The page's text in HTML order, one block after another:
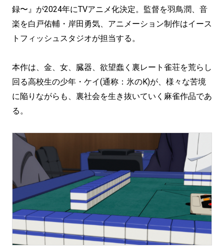
録〜』が2024年にTVアニメ化決定。監督を羽鳥潤、音
楽を白戸佑輔・岸田勇気、アニメーション制作はイース
トフィッシュスタジオが担当する。
本作は、金、女、臓器、欲望蠢く裏レート雀荘を荒らし
回る高校生の少年・ケイ(通称：氷のK)が、様々な苦境
に陥りながらも、裏社会を生き抜いていく麻雀作品であ
る。